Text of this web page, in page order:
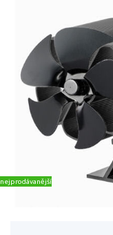
nejprodávanější